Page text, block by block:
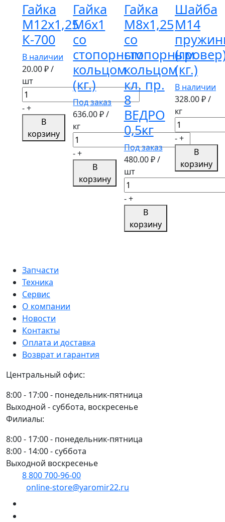
Гайка
М12х1,25
К-700
В наличии
20.00₽ /
шт
Количество
товара
Гайка
К-700
-+
В
корзину
Гайка
М6х1
со
стопорным
кольцом
(кг.)
Под заказ
636.00₽ /
кг
Количество
товара
Гайка
со
-+
В
корзину
Гайка
М8х1,25
со
стопорным
кольцом
кл. пр.
8
ВЕДРО
0,5кг
Под заказ
480.00₽ /
шт
Количество
товара
Гайка
со
-+
В
корзину
Шайба
М14
(кг.)
В наличии
328.00₽ /
кг
Количество
товара
Шайба
пружинная
(кг.)
-+
В
корзину
Запчасти
Техника
Сервис
О компании
Новости
Контакты
Оплата и доставка
Возврат и гарантия
Центральный офис:
8:00 - 17:00 - понедельник-пятница
Выходной - суббота, воскресенье
Филиалы:
8:00 - 17:00 - понедельник-пятница
8:00 - 14:00 - суббота
Выходной воскресенье
8 800 700-96-00
online-store@yaromir22.ru